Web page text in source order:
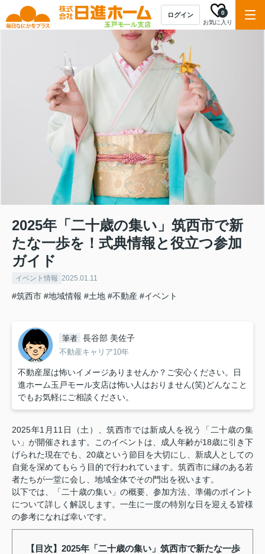
ログイン
お気に入り
0
2025年「二十歳の集い」筑西市で新
たな一歩を！式典情報と役立つ参加
ガイド
イベント情報 2025.01.11
#筑西市 #地域情報 #土地 #不動産 #イベント
筆者 長谷部 美佐子
不動産キャリア10年
不動産屋は怖いイメージありませんか？ご安心ください。日
進ホーム玉戸モール支店は怖い人はおりません(笑)どんなこと
でもお気軽にご相談ください。
2025年1月11日（土）、筑西市では新成人を祝う「二十歳の集
い」が開催されます。このイベントは、成人年齢が18歳に引き下
げられた現在でも、20歳という節目を大切にし、新成人としての
自覚を深めてもらう目的で行われています。筑西市に縁のある若
者たちが一堂に会し、地域全体でその門出を祝います。
以下では、「二十歳の集い」の概要、参加方法、準備のポイント
について詳しく解説します。一生に一度の特別な日を迎える皆様
の参考になれば幸いです。
【目次】2025年「二十歳の集い」筑西市で新たな一歩